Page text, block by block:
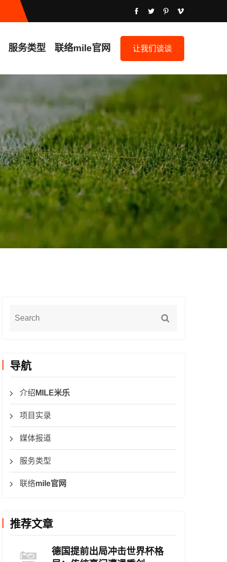
服务类型 联络mile官网 让我们谈谈
导航
介绍 MILE米乐
项目实录
媒体报道
服务类型
联络mile官网
推荐文章
德国提前出局冲击世界杯格